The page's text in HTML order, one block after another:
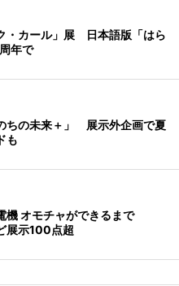
・カール」展 日本語版「はら
年で
ちの未来＋」 展示外企画で夏
も
機 オモチャができるまで
展示100点超